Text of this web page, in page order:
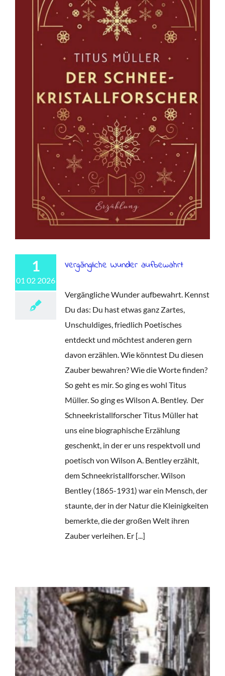
1
01 02 2026
Vergängliche Wunder aufbewahrt
Vergängliche Wunder aufbewahrt. Kennst
Du das: Du hast etwas ganz Zartes,
Unschuldiges, friedlich Poetisches
entdeckt und möchtest anderen gern
davon erzählen. Wie könntest Du diesen
Zauber bewahren? Wie die Worte finden?
So geht es mir. So ging es wohl Titus
Müller. So ging es Wilson A. Bentley. Der
Schneekristallforscher Titus Müller hat
uns eine biographische Erzählung
geschenkt, in der er uns respektvoll und
poetisch von Wilson A. Bentley erzählt,
dem Schneekristallforscher. Wilson
Bentley (1865-1931) war ein Mensch, der
staunte, der in der Natur die Kleinigkeiten
bemerkte, die der großen Welt ihren
Zauber verleihen. Er [...]